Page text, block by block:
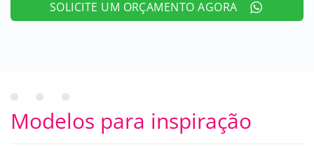
SOLICITE UM ORÇAMENTO AGORA
Modelos para inspiração